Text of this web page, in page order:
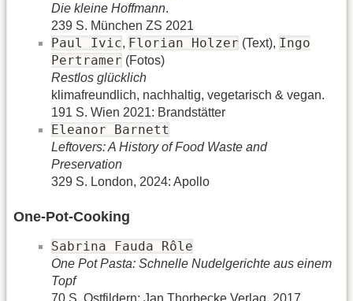
Die kleine Hoffmann.
239 S. München ZS 2021
Paul Ivic, Florian Holzer (Text), Ingo
Pertramer (Fotos)
Restlos glücklich
klimafreundlich, nachhaltig, vegetarisch & vegan.
191 S. Wien 2021: Brandstätter
Eleanor Barnett
Leftovers: A History of Food Waste and
Preservation
329 S. London, 2024: Apollo
One-Pot-Cooking
Sabrina Fauda Rôle
One Pot Pasta: Schnelle Nudelgerichte aus einem
Topf
70 S. Ostfildern: Jan Thorbecke Verlag, 2017